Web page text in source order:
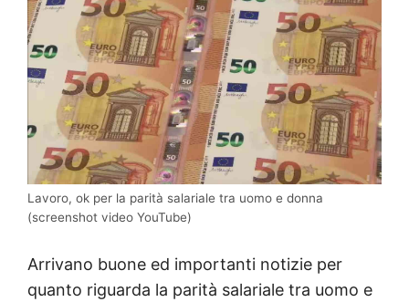
Lavoro, ok per la parità salariale tra uomo e donna
(screenshot video YouTube)
Arrivano buone ed importanti notizie per
quanto riguarda la parità salariale tra uomo e